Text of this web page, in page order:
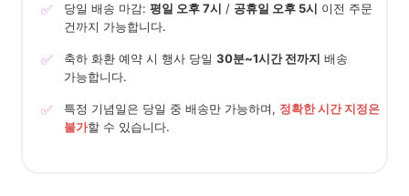
✅ 당일 배송 마감: 평일 오후 7시 / 공휴일 오후 5시 이전 주문
건까지 가능합니다.
✅ 축하 화환 예약 시 행사 당일 30분~1시간 전까지 배송
가능합니다.
✅ 특정 기념일은 당일 중 배송만 가능하며, 정확한 시간 지정은
불가할 수 있습니다.